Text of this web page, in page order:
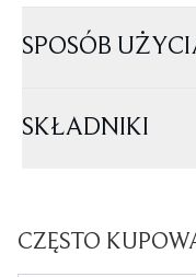
SPOSÓB
SKŁADNIKI
CZĘSTO